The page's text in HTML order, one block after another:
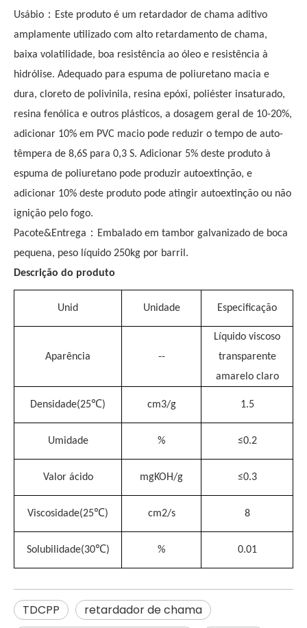
Usábio ： Este produto é um retardador de chama aditivo
amplamente utilizado com alto retardamento de chama,
baixa volatilidade, boa resistência ao óleo e resistência à
hidrólise. Adequado para espuma de poliuretano macia e
dura, cloreto de polivinila, resina epóxi, poliéster insaturado,
resina fenólica e outros plásticos, a dosagem geral de 10-20%,
adicionar 10% em PVC macio pode reduzir o tempo de auto-
têmpera de 8,6S para 0,3 S. Adicionar 5% deste produto à
espuma de poliuretano pode produzir autoextinção, e
adicionar 10% deste produto pode atingir autoextinção ou não
ignição pelo fogo.
Pacote&Entrega ： Embalado em tambor galvanizado de boca
pequena, peso líquido 250kg por barril.
Descrição do produto
Unid Unidade Especificação
Aparência --
Líquido viscoso
transparente
amarelo claro
Densidade(25℃) cm3/g 1.5
Umidade % ≤0.2
Valor ácido mgKOH/g ≤0.3
Viscosidade(25℃) cm2/s 8
Solubilidade(30℃) % 0.01
TDCPP
retardador de chama